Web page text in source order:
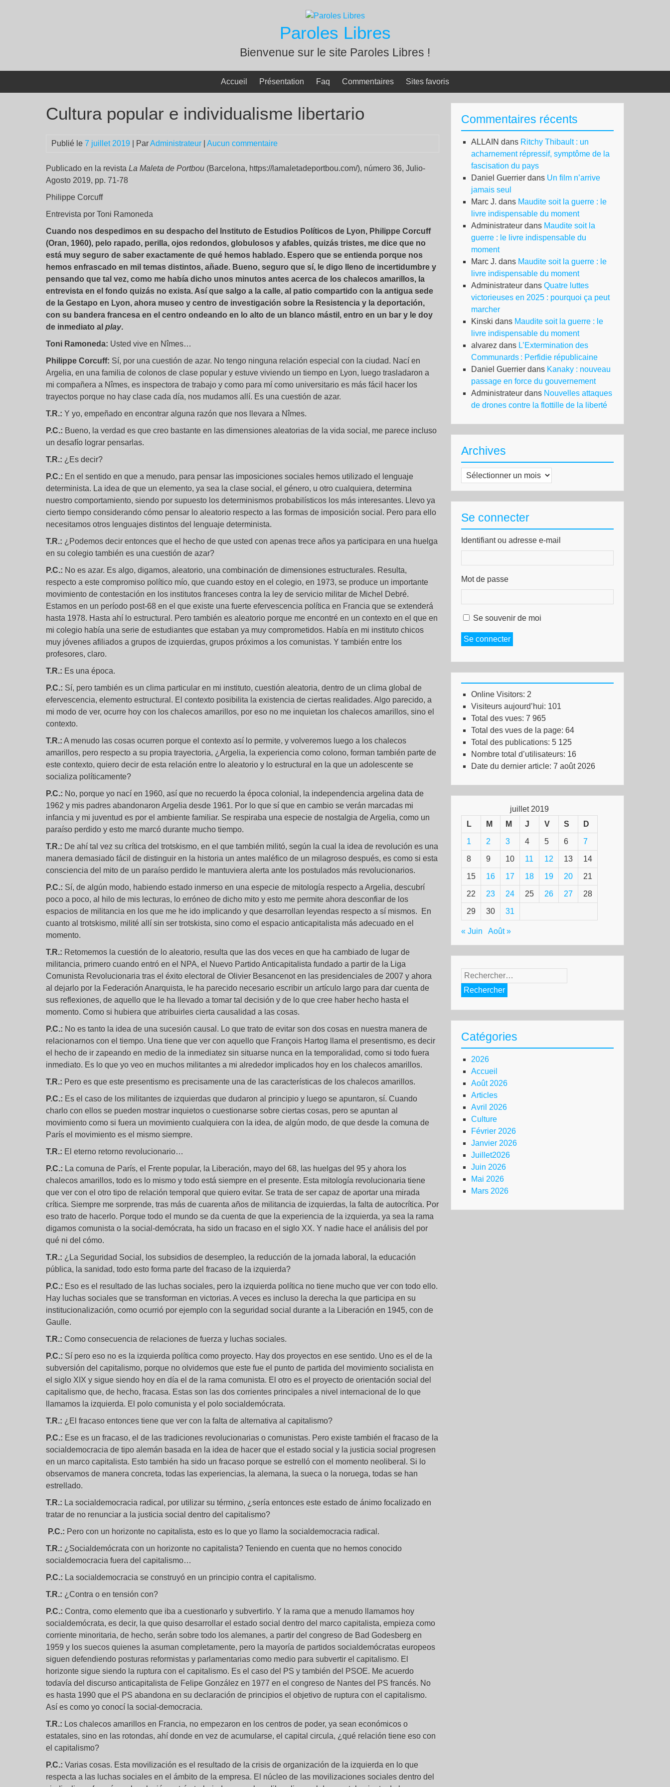
Paroles Libres
Bienvenue sur le site Paroles Libres !
Accueil Présentation Faq Commentaires Sites favoris
Cultura popular e individualisme libertario
Publié le 7 juillet 2019 | ParAdministrateur Aucun commentaire
Publicado en la revista La Maleta de Portbou (Barcelona, https://lamaletadeportbou.com/), número 36, Julio-
Agosto 2019, pp. 71-78
Philippe Corcuff
Entrevista por Toni Ramoneda
Cuando nos despedimos en su despacho del Instituto de Estudios Políticos de Lyon, Philippe Corcuff
(Oran, 1960), pelo rapado, perilla, ojos redondos, globulosos y afables, quizás tristes, me dice que no
está muy seguro de saber exactamente de qué hemos hablado. Espero que se entienda porque nos
hemos enfrascado en mil temas distintos, añade. Bueno, seguro que sí, le digo lleno de incertidumbre y
pensando que tal vez, como me había dicho unos minutos antes acerca de los chalecos amarillos, la
entrevista en el fondo quizás no exista. Así que salgo a la calle, al patio compartido con la antigua sede
de la Gestapo en Lyon, ahora museo y centro de investigación sobre la Resistencia y la deportación,
con su bandera francesa en el centro ondeando en lo alto de un blanco mástil, entro en un bar y le doy
de inmediato al play.
Toni Ramoneda: Usted vive en Nîmes…
Philippe Corcuff: Sí, por una cuestión de azar. No tengo ninguna relación especial con la ciudad. Nací en
Argelia, en una familia de colonos de clase popular y estuve viviendo un tiempo en Lyon, luego trasladaron a
mi compañera a Nîmes, es inspectora de trabajo y como para mí como universitario es más fácil hacer los
trayectos porque no hay clase cada día, nos mudamos allí. Es una cuestión de azar.
T.R.: Y yo, empeñado en encontrar alguna razón que nos llevara a Nîmes.
P.C.: Bueno, la verdad es que creo bastante en las dimensiones aleatorias de la vida social, me parece incluso
un desafío lograr pensarlas.
T.R.: ¿Es decir?
P.C.: En el sentido en que a menudo, para pensar las imposiciones sociales hemos utilizado el lenguaje
determinista. La idea de que un elemento, ya sea la clase social, el género, u otro cualquiera, determina
nuestro comportamiento, siendo por supuesto los determinismos probabilísticos los más interesantes. Llevo ya
cierto tiempo considerando cómo pensar lo aleatorio respecto a las formas de imposición social. Pero para ello
necesitamos otros lenguajes distintos del lenguaje determinista.
T.R.: ¿Podemos decir entonces que el hecho de que usted con apenas trece años ya participara en una huelga
en su colegio también es una cuestión de azar?
P.C.: No es azar. Es algo, digamos, aleatorio, una combinación de dimensiones estructurales. Resulta,
respecto a este compromiso político mío, que cuando estoy en el colegio, en 1973, se produce un importante
movimiento de contestación en los institutos franceses contra la ley de servicio militar de Michel Debré.
Estamos en un período post-68 en el que existe una fuerte efervescencia política en Francia que se extenderá
hasta 1978. Hasta ahí lo estructural. Pero también es aleatorio porque me encontré en un contexto en el que en
mi colegio había una serie de estudiantes que estaban ya muy comprometidos. Había en mi instituto chicos
muy jóvenes afiliados a grupos de izquierdas, grupos próximos a los comunistas. Y también entre los
profesores, claro.
T.R.: Es una época.
P.C.: Sí, pero también es un clima particular en mi instituto, cuestión aleatoria, dentro de un clima global de
efervescencia, elemento estructural. El contexto posibilita la existencia de ciertas realidades. Algo parecido, a
mi modo de ver, ocurre hoy con los chalecos amarillos, por eso no me inquietan los chalecos amarillos, sino el
contexto.
T.R.: A menudo las cosas ocurren porque el contexto así lo permite, y volveremos luego a los chalecos
amarillos, pero respecto a su propia trayectoria, ¿Argelia, la experiencia como colono, forman también parte de
este contexto, quiero decir de esta relación entre lo aleatorio y lo estructural en la que un adolescente se
socializa políticamente?
P.C.: No, porque yo nací en 1960, así que no recuerdo la época colonial, la independencia argelina data de
1962 y mis padres abandonaron Argelia desde 1961. Por lo que sí que en cambio se verán marcadas mi
infancia y mi juventud es por el ambiente familiar. Se respiraba una especie de nostalgia de Argelia, como un
paraíso perdido y esto me marcó durante mucho tiempo.
T.R.: De ahí tal vez su crítica del trotskismo, en el que también militó, según la cual la idea de revolución es una
manera demasiado fácil de distinguir en la historia un antes maléfico de un milagroso después, es como si esta
consciencia del mito de un paraíso perdido le mantuviera alerta ante los postulados más revolucionarios.
P.C.: Sí, de algún modo, habiendo estado inmerso en una especie de mitología respecto a Argelia, descubrí
poco a poco, al hilo de mis lecturas, lo erróneo de dicho mito y esto me permite ahora desconfiar de los
espacios de militancia en los que me he ido implicando y que desarrollan leyendas respecto a sí mismos. En
cuanto al trotskismo, milité allí sin ser trotskista, sino como el espacio anticapitalista más adecuado en el
momento.
T.R.: Retomemos la cuestión de lo aleatorio, resulta que las dos veces en que ha cambiado de lugar de
militancia, primero cuando entró en el NPA, el Nuevo Partido Anticapitalista fundado a partir de la Liga
Comunista Revolucionaria tras el éxito electoral de Olivier Besancenot en las presidenciales de 2007 y ahora
al dejarlo por la Federación Anarquista, le ha parecido necesario escribir un artículo largo para dar cuenta de
sus reflexiones, de aquello que le ha llevado a tomar tal decisión y de lo que cree haber hecho hasta el
momento. Como si hubiera que atribuirles cierta causalidad a las cosas.
P.C.: No es tanto la idea de una sucesión causal. Lo que trato de evitar son dos cosas en nuestra manera de
relacionarnos con el tiempo. Una tiene que ver con aquello que François Hartog llama el presentismo, es decir
el hecho de ir zapeando en medio de la inmediatez sin situarse nunca en la temporalidad, como si todo fuera
inmediato. Es lo que yo veo en muchos militantes a mi alrededor implicados hoy en los chalecos amarillos.
T.R.: Pero es que este presentismo es precisamente una de las características de los chalecos amarillos.
P.C.: Es el caso de los militantes de izquierdas que dudaron al principio y luego se apuntaron, sí. Cuando
charlo con ellos se pueden mostrar inquietos o cuestionarse sobre ciertas cosas, pero se apuntan al
movimiento como si fuera un movimiento cualquiera con la idea, de algún modo, de que desde la comuna de
París el movimiento es el mismo siempre.
T.R.: El eterno retorno revolucionario…
P.C.: La comuna de París, el Frente popular, la Liberación, mayo del 68, las huelgas del 95 y ahora los
chalecos amarillos, todo es lo mismo y todo está siempre en el presente. Esta mitología revolucionaria tiene
que ver con el otro tipo de relación temporal que quiero evitar. Se trata de ser capaz de aportar una mirada
crítica. Siempre me sorprende, tras más de cuarenta años de militancia de izquierdas, la falta de autocrítica. Por
eso trato de hacerlo. Porque todo el mundo se da cuenta de que la experiencia de la izquierda, ya sea la rama
digamos comunista o la social-demócrata, ha sido un fracaso en el siglo XX. Y nadie hace el análisis del por
qué ni del cómo.
T.R.: ¿La Seguridad Social, los subsidios de desempleo, la reducción de la jornada laboral, la educación
pública, la sanidad, todo esto forma parte del fracaso de la izquierda?
P.C.: Eso es el resultado de las luchas sociales, pero la izquierda política no tiene mucho que ver con todo ello.
Hay luchas sociales que se transforman en victorias. A veces es incluso la derecha la que participa en su
institucionalización, como ocurrió por ejemplo con la seguridad social durante a la Liberación en 1945, con de
Gaulle.
T.R.: Como consecuencia de relaciones de fuerza y luchas sociales.
P.C.: Sí pero eso no es la izquierda política como proyecto. Hay dos proyectos en ese sentido. Uno es el de la
subversión del capitalismo, porque no olvidemos que este fue el punto de partida del movimiento socialista en
el siglo XIX y sigue siendo hoy en día el de la rama comunista. El otro es el proyecto de orientación social del
capitalismo que, de hecho, fracasa. Estas son las dos corrientes principales a nivel internacional de lo que
llamamos la izquierda. El polo comunista y el polo socialdemócrata.
T.R.: ¿El fracaso entonces tiene que ver con la falta de alternativa al capitalismo?
P.C.: Ese es un fracaso, el de las tradiciones revolucionarias o comunistas. Pero existe también el fracaso de la
socialdemocracia de tipo alemán basada en la idea de hacer que el estado social y la justicia social progresen
en un marco capitalista. Esto también ha sido un fracaso porque se estrelló con el momento neoliberal. Si lo
observamos de manera concreta, todas las experiencias, la alemana, la sueca o la noruega, todas se han
estrellado.
T.R.: La socialdemocracia radical, por utilizar su término, ¿sería entonces este estado de ánimo focalizado en
tratar de no renunciar a la justicia social dentro del capitalismo?
P.C.: Pero con un horizonte no capitalista, esto es lo que yo llamo la socialdemocracia radical.
T.R.: ¿Socialdemócrata con un horizonte no capitalista? Teniendo en cuenta que no hemos conocido
socialdemocracia fuera del capitalismo…
P.C.: La socialdemocracia se construyó en un principio contra el capitalismo.
T.R.: ¿Contra o en tensión con?
P.C.: Contra, como elemento que iba a cuestionarlo y subvertirlo. Y la rama que a menudo llamamos hoy
socialdemócrata, es decir, la que quiso desarrollar el estado social dentro del marco capitalista, empieza como
corriente minoritaria, de hecho, serán sobre todo los alemanes, a partir del congreso de Bad Godesberg en
1959 y los suecos quienes la asuman completamente, pero la mayoría de partidos socialdemócratas europeos
siguen defendiendo posturas reformistas y parlamentarias como medio para subvertir el capitalismo. El
horizonte sigue siendo la ruptura con el capitalismo. Es el caso del PS y también del PSOE. Me acuerdo
todavía del discurso anticapitalista de Felipe González en 1977 en el congreso de Nantes del PS francés. No
es hasta 1990 que el PS abandona en su declaración de principios el objetivo de ruptura con el capitalismo.
Así es como yo conocí la social-democracia.
T.R.: Los chalecos amarillos en Francia, no empezaron en los centros de poder, ya sean económicos o
estatales, sino en las rotondas, ahí donde en vez de acumularse, el capital circula, ¿qué relación tiene eso con
el capitalismo?
P.C.: Varias cosas. Esta movilización es el resultado de la crisis de organización de la izquierda en lo que
respecta a las luchas sociales en el ámbito de la empresa. El núcleo de las movilizaciones sociales dentro del
Commentaires récents
ALLAIN dans Ritchy Thibault : un
acharnement répressif, symptôme de la
fascisation du pays
Daniel Guerrier dans Un film n’arrive
jamais seul
Marc J. dans Maudite soit la guerre : le
livre indispensable du moment
Administrateur dans Maudite soit la
guerre : le livre indispensable du
moment
Marc J. dans Maudite soit la guerre : le
livre indispensable du moment
Administrateur dans Quatre luttes
victorieuses en 2025 : pourquoi ça peut
marcher
Kinski dans Maudite soit la guerre : le
livre indispensable du moment
alvarez dans L’Extermination des
Communards : Perfidie républicaine
Daniel Guerrier dans Kanaky : nouveau
passage en force du gouvernement
Administrateur dans Nouvelles attaques
de drones contre la flottille de la liberté
Archives
Archives
Se connecter
Identifiant ou adresse e-mail
Mot de passe
Se souvenir de moi
Se connecter
Online Visitors: 2
Visiteurs aujourd’hui: 101
Total des vues: 7 965
Total des vues de la page: 64
Total des publications: 5 125
Nombre total d’utilisateurs: 16
Date du dernier article: 7 août 2026
juillet 2019
L
M M J V S D
1 2 3 4 5 6 7
8 9 10 11 12 13 14
15 16 17 18 19 20 21
22 23 24 25 26 27 28
29 30 31
« Juin Août »
Rechercher :
Catégories
2026
Accueil
Août 2026
Articles
Avril 2026
Culture
Février 2026
Janvier 2026
Juillet2026
Juin 2026
Mai 2026
Mars 2026